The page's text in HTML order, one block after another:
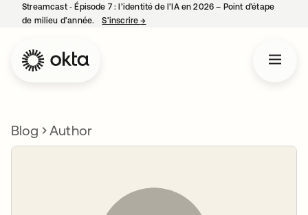
Streamcast ‑ Épisode 7 : l’identité de l’IA en 2026 – Point d’étape
de milieu d’année.
S’inscrire→
Blog Author